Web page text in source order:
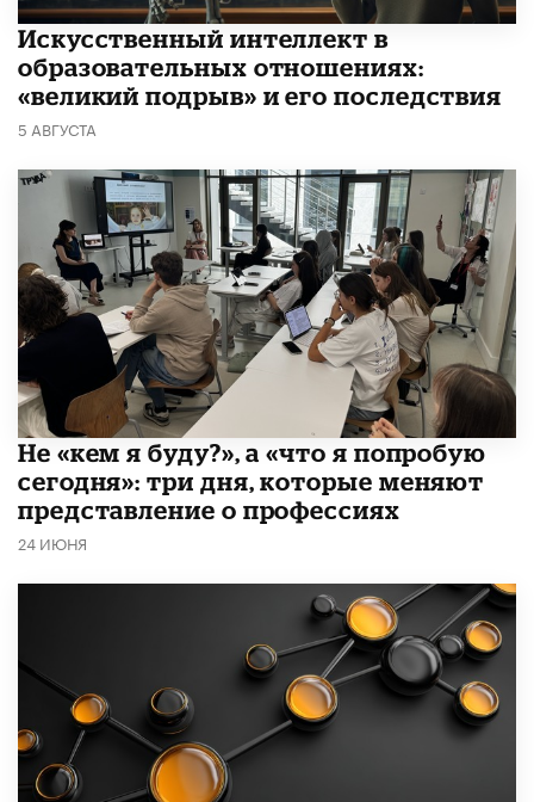
​Искусственный интеллект в
образовательных отношениях:
«великий подрыв» и его последствия
5 АВГУСТА
Не «кем я буду?», а «что я попробую
сегодня»: три дня, которые меняют
представление о профессиях
24 ИЮНЯ